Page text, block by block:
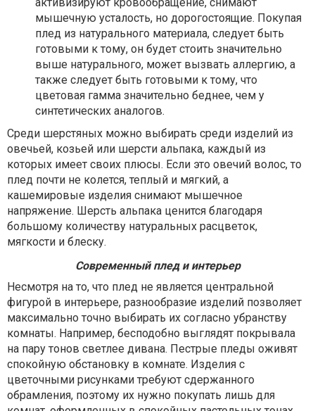
мышечную усталость, но дорогостоящие. Покупая
плед из натурального материала, следует быть
готовыми к тому, он будет стоить значительно
выше натурального, может вызвать аллергию, а
также следует быть готовыми к тому, что
цветовая гамма значительно беднее, чем у
синтетических аналогов.
Среди шерстяных можно выбирать среди изделий из
овечьей, козьей или шерсти альпака, каждый из
которых имеет своих плюсы. Если это овечий волос, то
плед почти не колется, теплый и мягкий, а
кашемировые изделия снимают мышечное
напряжение. Шерсть альпака ценится благодаря
большому количеству натуральных расцветок,
мягкости и блеску.
Современный плед и интерьер
Несмотря на то, что плед не является центральной
фигурой в интерьере, разнообразие изделий позволяет
максимально точно выбирать их согласно убранству
комнаты. Например, бесподобно выглядят покрывала
на пару тонов светлее дивана. Пестрые пледы оживят
спокойную обстановку в комнате. Изделия с
цветочными рисунками требуют сдержанного
обрамления, поэтому их нужно покупать лишь для